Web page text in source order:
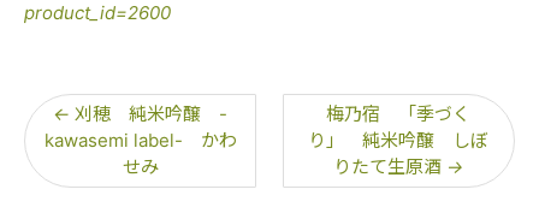
product_id=2600
← 刈穂 純米吟醸 -
kawasemi label- かわ
せみ
梅乃宿 「季づく
り」 純米吟醸 しぼ
りたて生原酒 →